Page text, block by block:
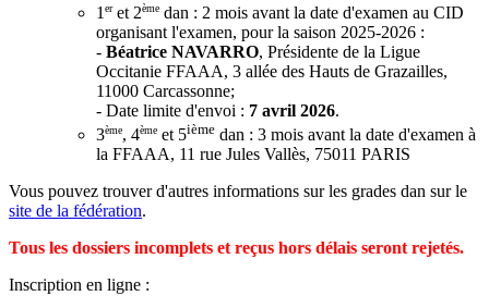
1 eret 2ème dan : 2 mois avant la date d'examen au CID
organisant l'examen, pour la saison 2025-2026 :
- Béatrice NAVARRO, Présidente de la Ligue
Occitanie FFAAA, 3 allée des Hauts de Grazailles,
11000 Carcassonne;
- Date limite d'envoi : 7 avril 2026.
3ème, 4ème et 5ième dan : 3 mois avant la date d'examen à
la FFAAA, 11 rue Jules Vallès, 75011 PARIS
Vous pouvez trouver d'autres informations sur les grades dan sur le
site de la fédération.
Tous les dossiers incomplets et reçus hors délais seront rejetés.
Inscription en ligne :